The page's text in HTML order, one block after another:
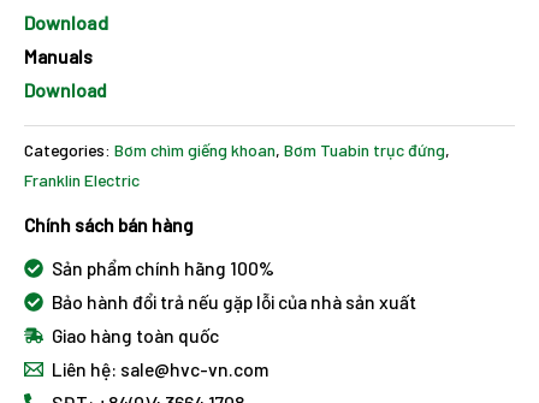
Download
Manuals
Download
Categories: Bơm chìm giếng khoan, Bơm Tuabin trục đứng,
Franklin Electric
Chính sách bán hàng
Sản phẩm chính hãng 100%
Bảo hành đổi trả nếu gặp lỗi của nhà sản xuất
Giao hàng toàn quốc
Liên hệ: sale@hvc-vn.com